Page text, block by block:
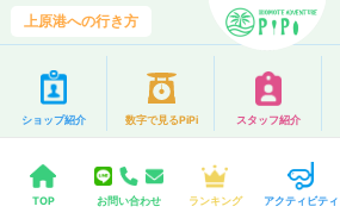
上原港への行き方
ショップ紹介 数字で見るPiPi スタッフ紹介
TOP お問い合わせ ランキング アクティビティ